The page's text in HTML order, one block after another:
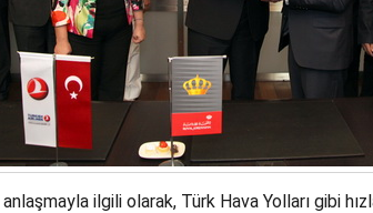
ilgili olarak, Türk Hava Yolları gibi